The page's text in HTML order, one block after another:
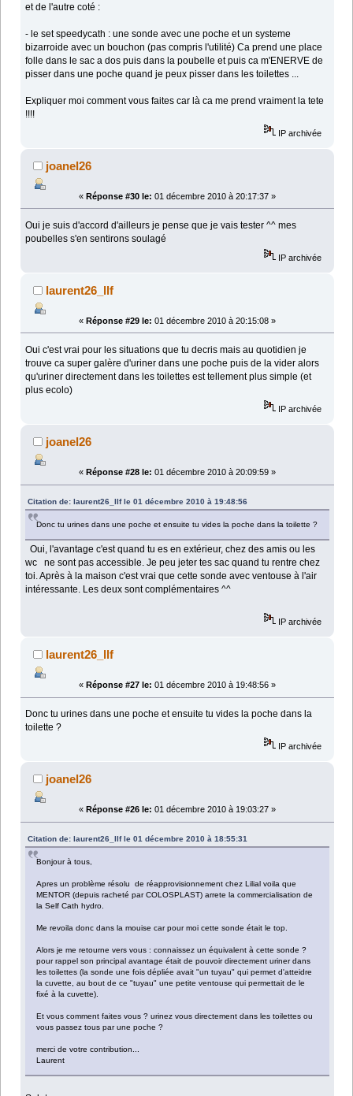
et de l'autre coté :
- le set speedycath : une sonde avec une poche et un systeme
bizarroide avec un bouchon (pas compris l'utilité) Ca prend une place
folle dans le sac a dos puis dans la poubelle et puis ca m'ENERVE de
pisser dans une poche quand je peux pisser dans les toilettes ...
Expliquer moi comment vous faites car là ca me prend vraiment la tete
!!!!
IP archivée
joanel26
« Réponse #30 le: 01 décembre 2010 à 20:17:37 »
Oui je suis d'accord d'ailleurs je pense que je vais tester ^^ mes
poubelles s'en sentirons soulagé
IP archivée
laurent26_llf
« Réponse #29 le: 01 décembre 2010 à 20:15:08 »
Oui c'est vrai pour les situations que tu decris mais au quotidien je
trouve ca super galère d'uriner dans une poche puis de la vider alors
qu'uriner directement dans les toilettes est tellement plus simple (et
plus ecolo)
IP archivée
joanel26
« Réponse #28 le: 01 décembre 2010 à 20:09:59 »
Citation de: laurent26_llf le 01 décembre 2010 à 19:48:56
Donc tu urines dans une poche et ensuite tu vides la poche dans la toilette ?
Oui, l'avantage c'est quand tu es en extérieur, chez des amis ou les
wc ne sont pas accessible. Je peu jeter tes sac quand tu rentre chez
toi. Après à la maison c'est vrai que cette sonde avec ventouse à l'air
intéressante. Les deux sont complémentaires ^^
IP archivée
laurent26_llf
« Réponse #27 le: 01 décembre 2010 à 19:48:56 »
Donc tu urines dans une poche et ensuite tu vides la poche dans la
toilette ?
IP archivée
joanel26
« Réponse #26 le: 01 décembre 2010 à 19:03:27 »
Citation de: laurent26_llf le 01 décembre 2010 à 18:55:31
Bonjour à tous,
Apres un problème résolu de réapprovisionnement chez Lilial voila que
MENTOR (depuis racheté par COLOSPLAST) arrete la commercialisation de
la Self Cath hydro.
Me revoila donc dans la mouise car pour moi cette sonde était le top.
Alors je me retourne vers vous : connaissez un équivalent à cette sonde ?
pour rappel son principal avantage était de pouvoir directement uriner dans
les toilettes (la sonde une fois dépliée avait "un tuyau" qui permet d'atteidre
la cuvette, au bout de ce "tuyau" une petite ventouse qui permettait de le
fixé à la cuvette).
Et vous comment faites vous ? urinez vous directement dans les toilettes ou
vous passez tous par une poche ?
merci de votre contribution...
Laurent